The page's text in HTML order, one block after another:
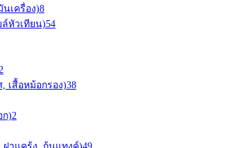
เครื่อง)8
หัวเทียน)54
เสื้อหม้อกรอง)38
ก)2